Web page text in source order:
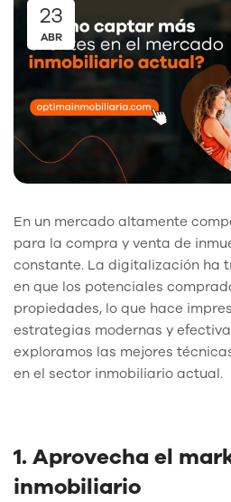
23
ABR
En un mercado altamente
para la compra y venta de
constante. La digitalización ha
en que los potenciales
propiedades, lo que hace
estrategias modernas y
exploramos las mejores
en el sector inmobiliario actual.
1. Aprovecha el
inmobiliario